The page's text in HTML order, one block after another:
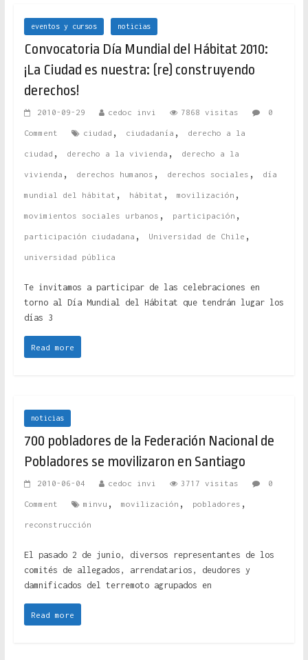
eventos y cursos noticias
Convocatoria Día Mundial del Hábitat 2010:
¡La Ciudad es nuestra: (re) construyendo
derechos!
2010-09-29 cedoc invi 7868 visitas 0
Comment ciudad , ciudadanía , derecho a la
ciudad , derecho a la vivienda , derecho a la
vivienda , derechos humanos , derechos sociales , día
mundial del hábitat , hábitat , movilización ,
movimientos sociales urbanos , participación ,
participación ciudadana , Universidad de Chile ,
universidad pública
Te invitamos a participar de las celebraciones en
torno al Día Mundial del Hábitat que tendrán lugar los
días 3
Read more
noticias
700 pobladores de la Federación Nacional de
Pobladores se movilizaron en Santiago
2010-06-04 cedoc invi 3717 visitas 0
Comment minvu , movilización , pobladores ,
reconstrucción
El pasado 2 de junio, diversos representantes de los
comités de allegados, arrendatarios, deudores y
damnificados del terremoto agrupados en
Read more